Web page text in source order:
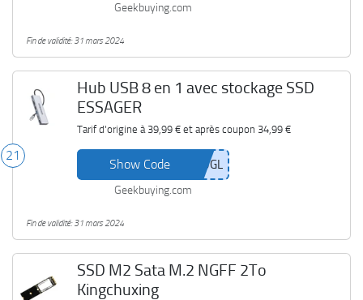
Geekbuying.com
Fin de validité: 31 mars 2024
21
Hub USB 8 en 1 avec stockage SSD
ESSAGER
Tarif d'origine à 39,99 €et après coupon 34,99 €
Show Code
Geekbuying.com
Fin de validité: 31 mars 2024
SSD M2 Sata M.2 NGFF 2To
Kingchuxing